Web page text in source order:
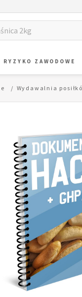
RYZYKO ZAWODOWE
Wydawalnia